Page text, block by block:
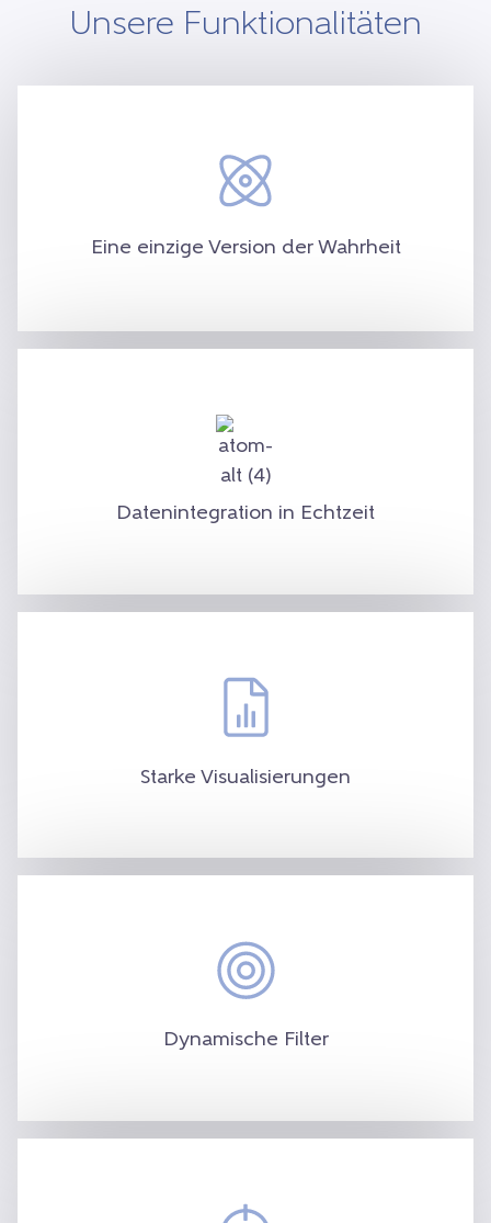
Unsere Funktionalitäten
Eine einzige Version der Wahrheit
Eine einzige Version der Wahrheit, die in
einer einzigen Berichtsplattform erfasst
und operative Leistung.
Datenintegration in Echtzeit
Die BrightAnalytics-Berichtssoftware lässt
sich mit jedem Buchhaltungspaket, ERP-
oder CRM-System verbinden. Wir lesen die
Transaktionen in Echtzeit aus, so dass Sie
Starke Visualisierungen
Lesen Sie die Zahlen in eindeutigen, klaren
Visualisierungen. Von übersichtlichen
hin zu Heatmaps und Geomapping.
Dynamische Filter
übergreifenden Berichten für das gesamte
Unternehmen und gefilterten Ansichten zu
können in der Verwaltungskonsole definiert
Unternehmen aggregiert angezeigt.